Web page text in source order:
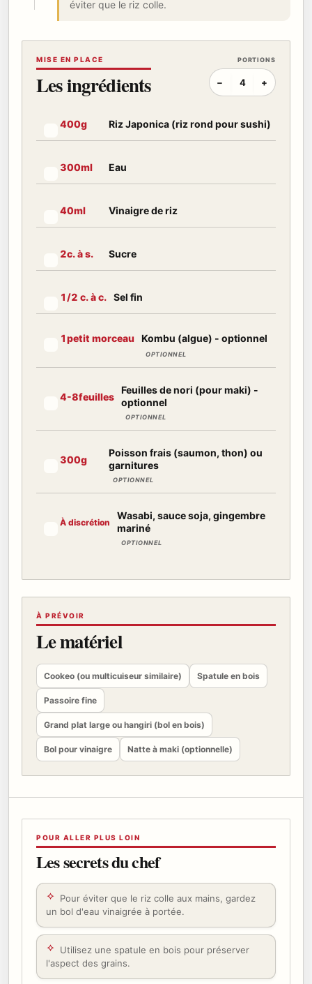
MISE EN PLACE
Les ingrédients
PORTIONS
− 4 +
Marquer cet ingrédient comme préparé
400g Riz Japonica (riz rond pour sushi)
Marquer cet ingrédient comme préparé
300ml Eau
Marquer cet ingrédient comme préparé
40ml Vinaigre de riz
Marquer cet ingrédient comme préparé
2c. à s. Sucre
Marquer cet ingrédient comme préparé
1 /2 c. à c. Sel fin
Marquer cet ingrédient comme préparé
1petit morceau Kombu (algue) - optionnel
OPTIONNEL
Marquer cet ingrédient comme préparé
4-8feuilles
Feuilles de nori (pour maki) -
optionnel
OPTIONNEL
Marquer cet ingrédient comme préparé
300g
Poisson frais (saumon, thon) ou
garnitures
OPTIONNEL
Marquer cet ingrédient comme préparé
À discrétion
Wasabi, sauce soja, gingembre
mariné
OPTIONNEL
À PRÉVOIR
Le matériel
Cookeo (ou multicuiseur similaire) Spatule en bois
Passoire fine
Grand plat large ou hangiri (bol en bois)
Bol pour vinaigre Natte à maki (optionnelle)
éviter que le riz colle.
POUR ALLER PLUS LOIN
Les secrets du chef
Pour éviter que le riz colle aux mains, gardez
un bol d'eau vinaigrée à portée.
Utilisez une spatule en bois pour préserver
l'aspect des grains.